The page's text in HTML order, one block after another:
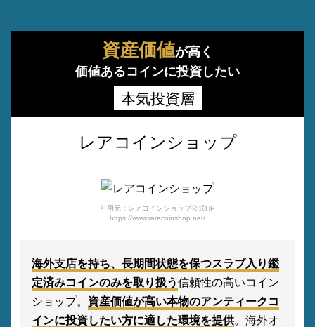
資産価値が高く
価値あるコインに投資したい
本気投資層
レアコインショップ
引用元：レアコインショップ公式HP
https://www.rarecoinshop.net/
海外支店を持ち、長期間状態を保つスラブ入り鑑
定済みコインのみを取り扱う信頼性の高いコイン
ショップ。 資産価値が高い本物のアンティークコ
インに投資したい方に適した環境を提供。海外オ